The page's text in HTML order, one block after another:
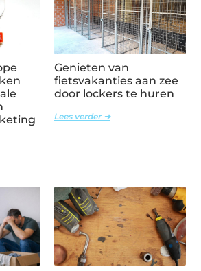
Genieten van
fietsvakanties aan zee
door lockers te huren
Lees verder ➜